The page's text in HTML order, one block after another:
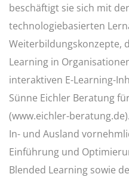
beschäftigt sie sich mit
technologiebasierten
Weiterbildungskonzepte,
Learning in
interaktiven E-Learning-
Sünne Eichler Beratung
(www.eichler-beratung.de
In- und Ausland
Einführung und
Blended Learning sowie